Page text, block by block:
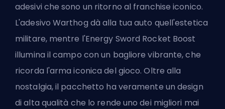
adesivi che sono un ritorno al franchise iconico.
L'adesivo Warthog dà alla tua auto quell'estetica
militare, mentre l'Energy Sword Rocket Boost
illumina il campo con un bagliore vibrante, che
ricorda l'arma iconica del gioco. Oltre alla
nostalgia, il pacchetto ha veramente un design
di alta qualità che lo rende uno dei migliori mai